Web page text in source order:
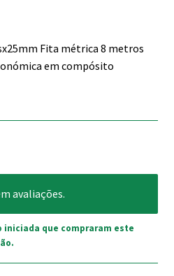
Fita métrica 8 metros
em compósito
avaliações.
iniciada que compraram este